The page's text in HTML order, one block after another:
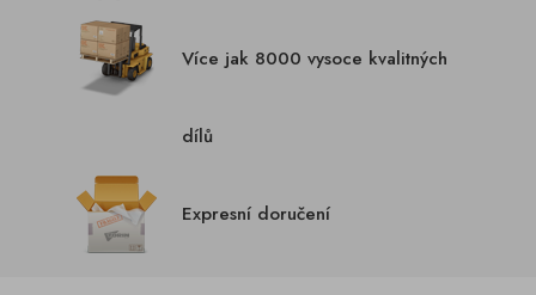
Více jak 8000 vysoce kvalitných
dílů
Expresní doručení